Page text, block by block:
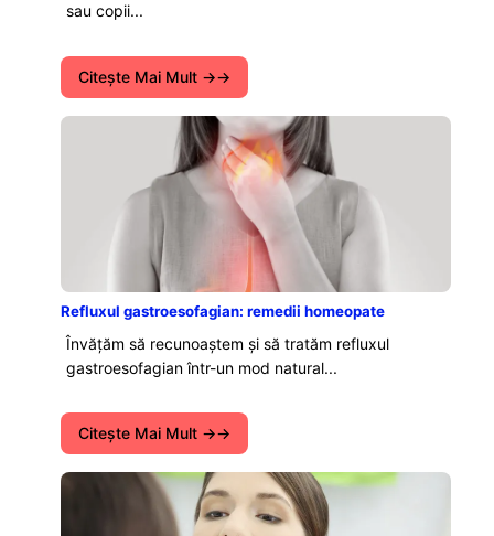
sau copii...
Citeşte Mai Mult →
Refluxul gastroesofagian: remedii homeopate
Învățăm să recunoaștem și să tratăm refluxul
gastroesofagian într-un mod natural...
Citeşte Mai Mult →